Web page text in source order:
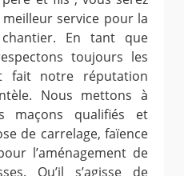
service pour la
En tant que
toujours les
fait notre réputation
Nous mettons à
maçons qualifiés et
de carrelage, faïence
l’aménagement de
Qu’il s’agisse de